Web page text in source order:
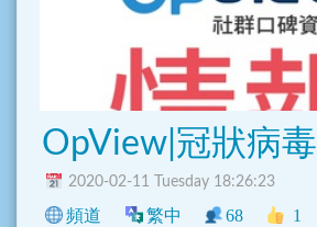
2020-02-11 Tuesday 18:26:23
頻道 繁中 68 1